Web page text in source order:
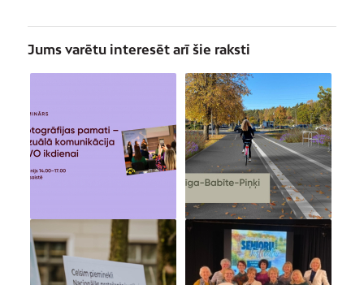
Jums varētu interesēt arī šie raksti